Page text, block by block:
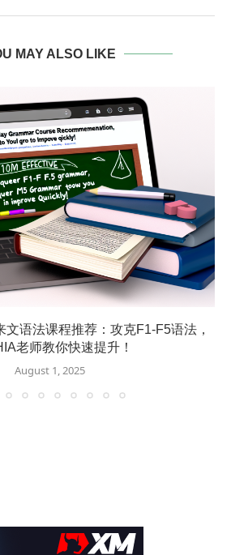
MAY ALSO LIKE
文语法课程推荐：攻克F1-F5语法，
老师教你快速提升！
August 1, 2025